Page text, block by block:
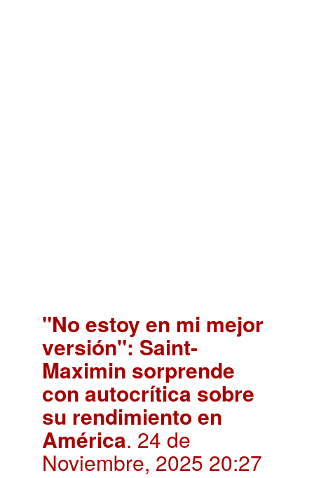
"No estoy en mi mejor
versión": Saint-
Maximin sorprende
con autocrítica sobre
su rendimiento en
América. 24 de
Noviembre, 2025 20:27